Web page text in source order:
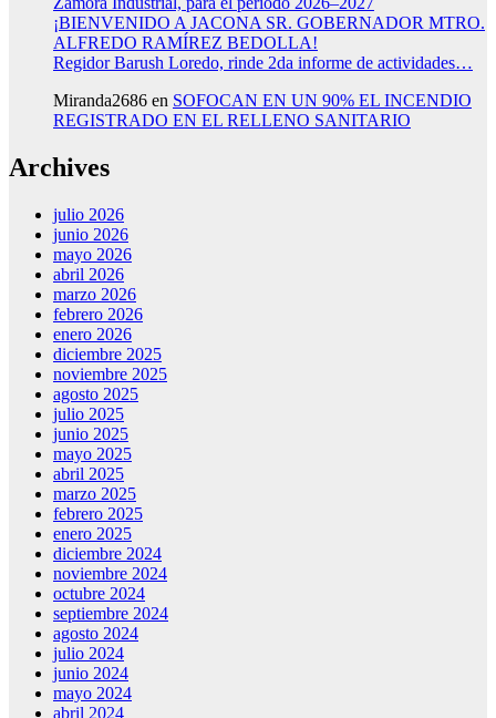
¡BIENVENIDO A JACONA SR. GOBERNADOR MTRO.
ALFREDO RAMÍREZ BEDOLLA!
Regidor Barush Loredo, rinde 2da informe de actividades…
Miranda2686 en SOFOCAN EN UN 90% EL INCENDIO
REGISTRADO EN EL RELLENO SANITARIO
Archives
julio 2026
junio 2026
mayo 2026
abril 2026
marzo 2026
febrero 2026
enero 2026
diciembre 2025
noviembre 2025
agosto 2025
julio 2025
junio 2025
mayo 2025
abril 2025
marzo 2025
febrero 2025
enero 2025
diciembre 2024
noviembre 2024
octubre 2024
septiembre 2024
agosto 2024
julio 2024
junio 2024
mayo 2024
abril 2024